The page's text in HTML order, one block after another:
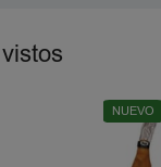
NUEVO